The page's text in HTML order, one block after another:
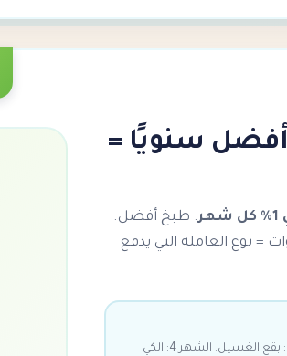
كل شهر = 12% أفضل سنويًا =
. طبخ أفضل.
= نوع العاملة التي يدفع
الشهر 1: أتقني الأرز. الشهر 2: 50 عبارة عربية. الشهر 3: بقع الغسيل. الشهر 4: الكي